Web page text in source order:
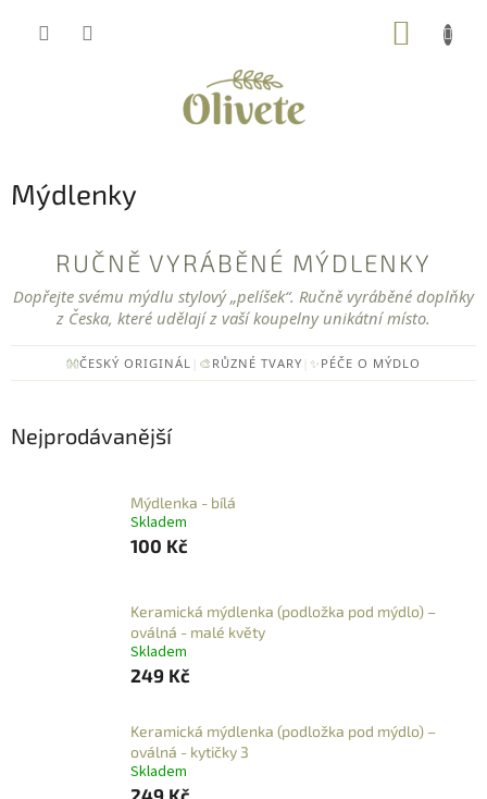
Mýdlenky
RUČNĚ VYRÁBĚNÉ MÝDLENKY
Dopřejte svému mýdlu stylový „pelíšek“. Ručně vyráběné doplňky
z Česka, které udělají z vaší koupelny unikátní místo.
👐ČESKÝ ORIGINÁL 🎨 RŮZNÉ TVARY ✨ PÉČE O MÝDLO
Nejprodávanější
Mýdlenka - bílá
Skladem
100 Kč
Keramická mýdlenka (podložka pod mýdlo) –
oválná - malé květy
Skladem
249 Kč
Keramická mýdlenka (podložka pod mýdlo) –
oválná - kytičky 3
Skladem